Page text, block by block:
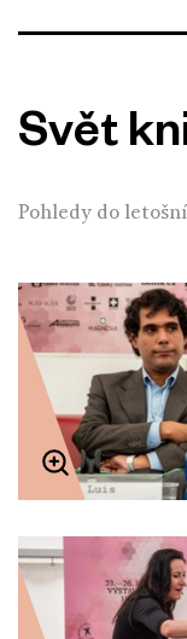
Svět
Pohledy do